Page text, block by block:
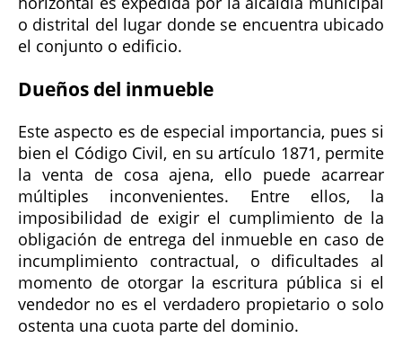
o distrital del lugar donde se encuentra ubicado
el conjunto o edificio.
Dueños del inmueble
Este aspecto es de especial importancia, pues si
bien el Código Civil, en su artículo 1871, permite
la venta de cosa ajena, ello puede acarrear
múltiples inconvenientes. Entre ellos, la
imposibilidad de exigir el cumplimiento de la
obligación de entrega del inmueble en caso de
incumplimiento contractual, o dificultades al
momento de otorgar la escritura pública si el
vendedor no es el verdadero propietario o solo
ostenta una cuota parte del dominio.